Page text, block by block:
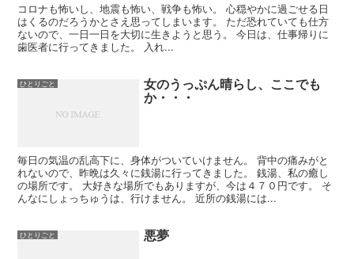
コロナも怖いし、地震も怖い、戦争も怖い。 心穏やかに過ごせる日
はくるのだろうかとさえ思ってしまいます。 ただ恐れていても仕方
ないので、一日一日を大切に生きようと思う。 今日は、仕事帰りに
歯医者に行ってきました。 入れ...
ひとりごと 女のうっぷん晴らし、ここでも
か・・・
毎日の気温の乱高下に、身体がついていけません。 背中の痛みがと
れないので、昨晩は久々に銭湯に行ってきました。 銭湯、私の癒し
の場所です。 大好きな場所でもありますが、今は４７０円です。 そ
んなにしょっちゅうは、行けません。 近所の銭湯には...
ひとりごと 悪夢